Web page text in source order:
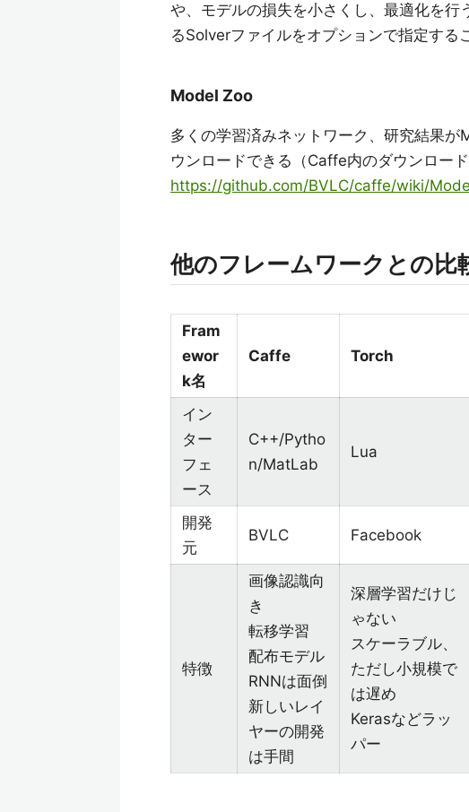
や、モデルの損失を小さくし、最適化を
るSolverファイルをオプションで指定す
Model Zoo
多くの学習済みネットワーク、研究結果
ウンロードできる（Caffe内のダウンロー
https://github.com/BVLC/caffe/wiki/
他のフレームワークとの比
Fram
ewor
k名
Caffe Torch
イン
ター
フェ
ース
C++/Pytho
n/MatLab
Lua
開発
元
BVLC Facebook
特徴
画像認識向
き
転移学習
配布モデル
RNNは面倒
新しいレイ
ヤーの開発
は手間
深層学習だけじ
ゃない
スケーラブル、
ただし小規模で
は遅め
Kerasなどラッ
パー